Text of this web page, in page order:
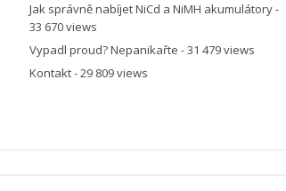
Jak správně nabíjet NiCd a NiMH akumulátory-
33 670 views
Vypadl proud? Nepanikařte - 31 479 views
Kontakt- 29 809 views